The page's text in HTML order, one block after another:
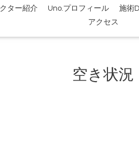
ター紹介 Uno.プロフィール 施術
アクセス
空き状況